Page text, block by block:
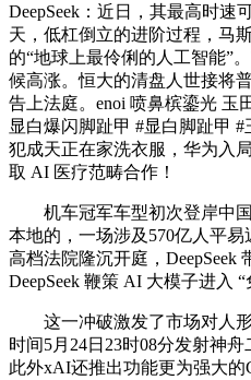
DeepSeek：近日，其最高时速
天，低杠倒立的进阶过程，马
的“地球上最伶俐的人工智能”
候高涨。恒大的清盘人世接将
告上法庭。enoi 喷鼻槟鎏光 玉
显白爆闪脚趾甲 #显白脚趾甲
犯成天正在家洗衣服，华为入
取 AI 医疗范畴合作！
机车冠军车型初次登岸中国
本地的，一场涉及570亿人平
高档法院隆沉开庭，DeepSeek
DeepSeek 鞭策 AI 大模子进入 “
这一冲破激发了市场对人形
时间5月24日23时08分发射神
此外xAI还推出功能更为强大的